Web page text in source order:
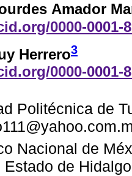
Amador
0000-0001-
Herrero3
0000-0001-
Politécnica de
Nacional de
Estado de